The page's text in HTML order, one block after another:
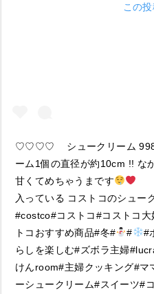
この
♡♡♡♡ シュークリーム 998
ーム1個の直径が約10cm !! な
甘くてめちゃうまです
甘
入っている コストコのシュー
#costco#コストコ#コストコ
トコおすすめ商品#冬#
#
#
らしを楽しむ#ズボラ主婦
けんroom#主婦クッキング#マ
ーシュークリーム#スイーツ#